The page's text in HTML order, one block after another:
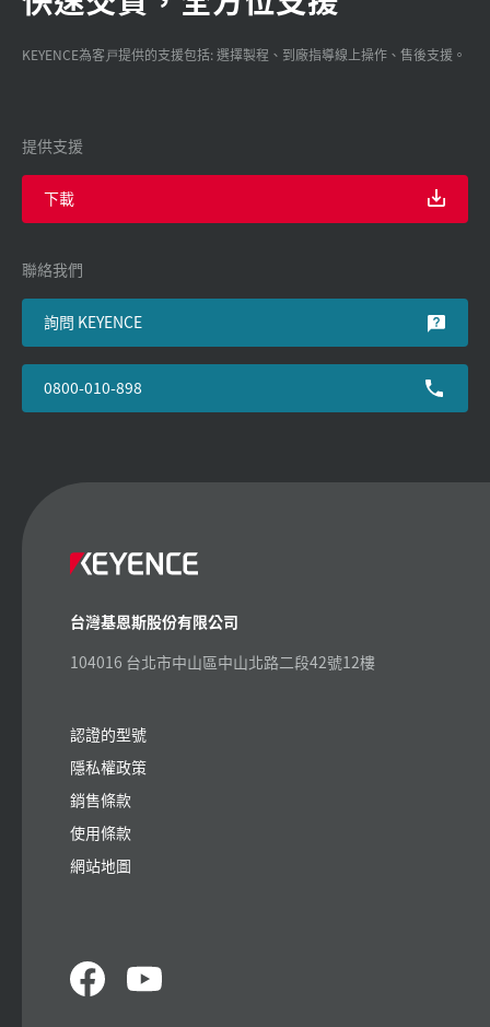
KEYENCE為客戸提供的支援包括: 選擇製程、到廠指導線上操作、售後支援。
提供支援
下載
聯絡我們
詢問 KEYENCE
0800-010-898
台灣基恩斯股份有限公司
104016 台北市中山區中山北路二段42號12樓
認證的型號
隱私權政策
銷售條款
使用條款
網站地圖